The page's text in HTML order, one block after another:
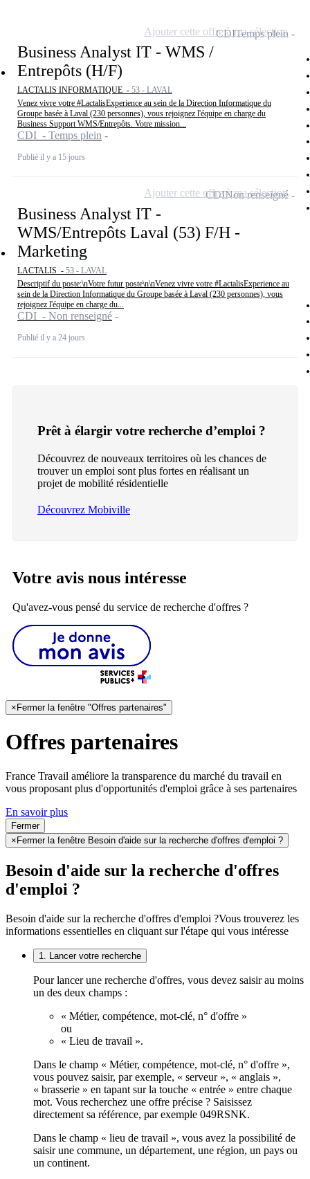
Business Analyst IT - WMS /
Entrepôts (H/F)
LACTALIS INFORMATIQUE - 53 - LAVAL
Venez vivre votre #LactalisExperience au sein de la Direction Informatique du
Groupe basée à Laval (230 personnes), vous rejoignez l'équipe en charge du
Business Support WMS/Entrepôts. Votre mission...
CDI - Temps plein
Publié il y a 15 jours
CDITemps plein
Ajouter cette offre à ma sélection
Business Analyst IT -
WMS/Entrepôts Laval (53) F/H -
Marketing
LACTALIS - 53 - LAVAL
Descriptif du poste:\nVotre futur poste\n\nVenez vivre votre #LactalisExperience au
sein de la Direction Informatique du Groupe basée à Laval (230 personnes), vous
rejoignez l'équipe en charge du...
CDI - Non renseigné
Publié il y a 24 jours
CDINon renseigné
Ajouter cette offre à ma sélection
Prêt à élargir votre recherche d’emploi ?
Découvrez de nouveaux territoires où les chances de
trouver un emploi sont plus fortes en réalisant un
projet de mobilité résidentielle
Découvrez Mobiville
Votre avis nous intéresse
Qu'avez-vous pensé du service de recherche d'offres ?
× Fermer la fenêtre "Offres partenaires"
Offres partenaires
France Travail améliore la transparence du marché du travail en
vous proposant plus d'opportunités d'emploi grâce à ses partenaires
En savoir plus
Fermer
× Fermer la fenêtre Besoin d'aide sur la recherche d'offres d'emploi ?
Besoin d'aide sur la recherche d'offres
d'emploi ?
Besoin d'aide sur la recherche d'offres d'emploi ?Vous trouverez les
informations essentielles en cliquant sur l'étape qui vous intéresse
1. Lancer votre recherche
Pour lancer une recherche d'offres, vous devez saisir au moins
un des deux champs :
« Métier, compétence, mot-clé, n° d'offre »
ou
« Lieu de travail ».
Dans le champ « Métier, compétence, mot-clé, n° d'offre »,
vous pouvez saisir, par exemple, « serveur », « anglais »,
« brasserie » en tapant sur la touche « entrée » entre chaque
mot. Vous recherchez une offre précise ? Saisissez
directement sa référence, par exemple 049RSNK.
Dans le champ « lieu de travail », vous avez la possibilité de
saisir une commune, un département, une région, un pays ou
un continent.